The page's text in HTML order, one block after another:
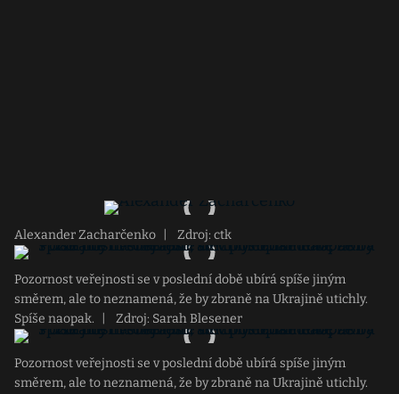
Alexander Zacharčenko Zdroj: ctk
Pozornost veřejnosti se v poslední době ubírá spíše jiným
směrem, ale to neznamená, že by zbraně na Ukrajině utichly.
Spíše naopak.
Zdroj: Sarah Blesener
Pozornost veřejnosti se v poslední době ubírá spíše jiným
směrem, ale to neznamená, že by zbraně na Ukrajině utichly.